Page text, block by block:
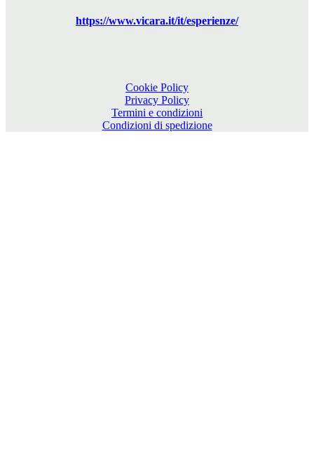
https://www.vicara.it/it/esperienze/
Cookie Policy
Privacy Policy
Termini e condizioni
Condizioni di spedizione